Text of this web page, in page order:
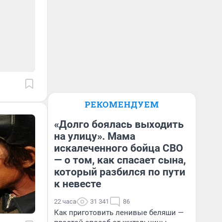
РЕКОМЕНДУЕМ
«Долго боялась выходить
на улицу». Мама
искалеченного бойца СВО
— о том, как спасает сына,
который разбился по пути
к невесте
22 часа 31 341 86
Как приготовить ленивые беляши —